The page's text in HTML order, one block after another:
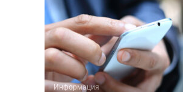
Информация